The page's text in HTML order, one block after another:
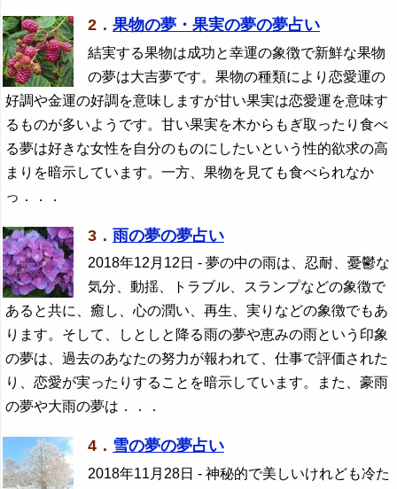
2． 果物の夢・果実の夢の夢占い
結実する果物は成功と幸運の象徴で新鮮な果物
の夢は大吉夢です。果物の種類により恋愛運の
好調や金運の好調を意味しますが甘い果実は恋愛運を意味す
るものが多いようです。甘い果実を木からもぎ取ったり食べ
る夢は好きな女性を自分のものにしたいという性的欲求の高
まりを暗示しています。一方、果物を見ても食べられなか
っ．．．
3． 雨の夢の夢占い
2018年12月12日 - 夢の中の雨は、忍耐、憂鬱な
気分、動揺、トラブル、スランプなどの象徴で
あると共に、癒し、心の潤い、再生、実りなどの象徴でもあ
ります。そして、しとしと降る雨の夢や恵みの雨という印象
の夢は、過去のあなたの努力が報われて、仕事で評価された
り、恋愛が実ったりすることを暗示しています。また、豪雨
の夢や大雨の夢は．．．
4． 雪の夢の夢占い
2018年11月28日 - 神秘的で美しいけれども冷た